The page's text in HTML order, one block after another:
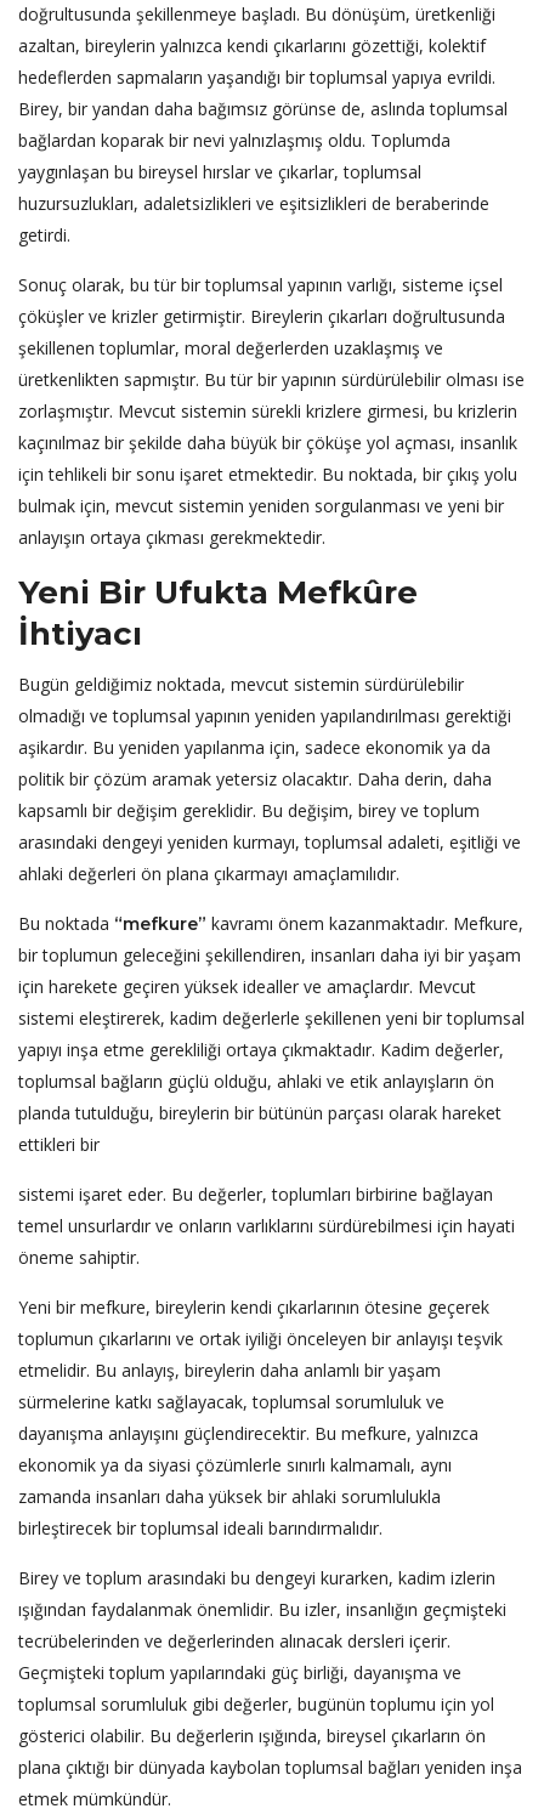
doğrultusunda şekillenmeye başladı. Bu dönüşüm, üretkenliği
azaltan, bireylerin yalnızca kendi çıkarlarını gözettiği, kolektif
hedeflerden sapmaların yaşandığı bir toplumsal yapıya evrildi.
Birey, bir yandan daha bağımsız görünse de, aslında toplumsal
bağlardan koparak bir nevi yalnızlaşmış oldu. Toplumda
yaygınlaşan bu bireysel hırslar ve çıkarlar, toplumsal
huzursuzlukları, adaletsizlikleri ve eşitsizlikleri de beraberinde
getirdi.
Sonuç olarak, bu tür bir toplumsal yapının varlığı, sisteme içsel
çöküşler ve krizler getirmiştir. Bireylerin çıkarları doğrultusunda
şekillenen toplumlar, moral değerlerden uzaklaşmış ve
üretkenlikten sapmıştır. Bu tür bir yapının sürdürülebilir olması ise
zorlaşmıştır. Mevcut sistemin sürekli krizlere girmesi, bu krizlerin
kaçınılmaz bir şekilde daha büyük bir çöküşe yol açması, insanlık
için tehlikeli bir sonu işaret etmektedir. Bu noktada, bir çıkış yolu
bulmak için, mevcut sistemin yeniden sorgulanması ve yeni bir
anlayışın ortaya çıkması gerekmektedir.
Yeni Bir Ufukta Mefkûre
İhtiyacı
Bugün geldiğimiz noktada, mevcut sistemin sürdürülebilir
olmadığı ve toplumsal yapının yeniden yapılandırılması gerektiği
aşikardır. Bu yeniden yapılanma için, sadece ekonomik ya da
politik bir çözüm aramak yetersiz olacaktır. Daha derin, daha
kapsamlı bir değişim gereklidir. Bu değişim, birey ve toplum
arasındaki dengeyi yeniden kurmayı, toplumsal adaleti, eşitliği ve
ahlaki değerleri ön plana çıkarmayı amaçlamılıdır.
Bu noktada “mefkure” kavramı önem kazanmaktadır. Mefkure,
bir toplumun geleceğini şekillendiren, insanları daha iyi bir yaşam
için harekete geçiren yüksek idealler ve amaçlardır. Mevcut
sistemi eleştirerek, kadim değerlerle şekillenen yeni bir toplumsal
yapıyı inşa etme gerekliliği ortaya çıkmaktadır. Kadim değerler,
toplumsal bağların güçlü olduğu, ahlaki ve etik anlayışların ön
planda tutulduğu, bireylerin bir bütünün parçası olarak hareket
ettikleri bir
sistemi işaret eder. Bu değerler, toplumları birbirine bağlayan
temel unsurlardır ve onların varlıklarını sürdürebilmesi için hayati
öneme sahiptir.
Yeni bir mefkure, bireylerin kendi çıkarlarının ötesine geçerek
toplumun çıkarlarını ve ortak iyiliği önceleyen bir anlayışı teşvik
etmelidir. Bu anlayış, bireylerin daha anlamlı bir yaşam
sürmelerine katkı sağlayacak, toplumsal sorumluluk ve
dayanışma anlayışını güçlendirecektir. Bu mefkure, yalnızca
ekonomik ya da siyasi çözümlerle sınırlı kalmamalı, aynı
zamanda insanları daha yüksek bir ahlaki sorumlulukla
birleştirecek bir toplumsal ideali barındırmalıdır.
Birey ve toplum arasındaki bu dengeyi kurarken, kadim izlerin
ışığından faydalanmak önemlidir. Bu izler, insanlığın geçmişteki
tecrübelerinden ve değerlerinden alınacak dersleri içerir.
Geçmişteki toplum yapılarındaki güç birliği, dayanışma ve
toplumsal sorumluluk gibi değerler, bugünün toplumu için yol
gösterici olabilir. Bu değerlerin ışığında, bireysel çıkarların ön
plana çıktığı bir dünyada kaybolan toplumsal bağları yeniden inşa
etmek mümkündür.